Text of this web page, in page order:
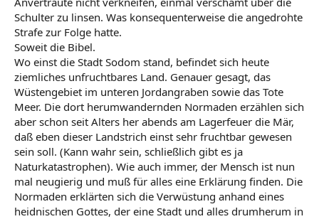
Schulter zu linsen. Was konsequenterweise die angedrohte
Strafe zur Folge hatte.
Soweit die Bibel.
Wo einst die Stadt Sodom stand, befindet sich heute
ziemliches unfruchtbares Land. Genauer gesagt, das
Wüstengebiet im unteren Jordangraben sowie das Tote
Meer. Die dort herumwandernden Normaden erzählen sich
aber schon seit Alters her abends am Lagerfeuer die Mär,
daß eben dieser Landstrich einst sehr fruchtbar gewesen
sein soll. (Kann wahr sein, schließlich gibt es ja
Naturkatastrophen). Wie auch immer, der Mensch ist nun
mal neugierig und muß für alles eine Erklärung finden. Die
Normaden erklärten sich die Verwüstung anhand eines
heidnischen Gottes, der eine Stadt und alles drumherum in